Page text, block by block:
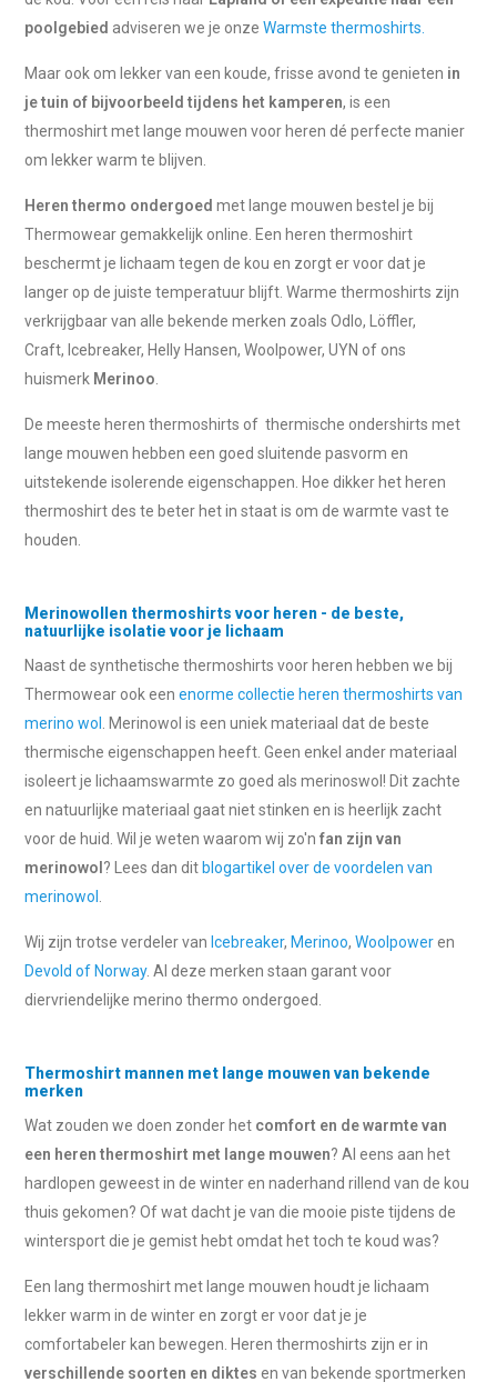
poolgebied adviseren we je onzeWarmste thermoshirts.
Maar ook om lekker van een koude, frisse avond te genieten in
je tuin of bijvoorbeeld tijdens het kamperen, is een
thermoshirt met lange mouwen voor heren dé perfecte manier
om lekker warm te blijven.
Heren thermo ondergoed met lange mouwen bestel je bij
Thermowear gemakkelijk online. Een heren thermoshirt
beschermt je lichaam tegen de kou en zorgt er voor dat je
langer op de juiste temperatuur blijft. Warme thermoshirts zijn
verkrijgbaar van alle bekende merken zoals Odlo, Löffler,
Craft, Icebreaker, Helly Hansen, Woolpower, UYN of ons
huismerk Merinoo
De meeste heren thermoshirts of thermische ondershirts met
lange mouwen hebben een goed sluitende pasvorm en
uitstekende isolerende eigenschappen. Hoe dikker het heren
thermoshirt des te beter het in staat is om de warmte vast te
houden.
Merinowollen thermoshirts voor heren - de beste,
natuurlijke isolatie voor je lichaam
Naast de synthetische thermoshirts voor heren hebben we bij
Thermowear ook eenenorme collectie heren thermoshirts van
merino wol
. Merinowol is een uniek materiaal dat de beste
thermische eigenschappen heeft. Geen enkel ander materiaal
isoleert je lichaamswarmte zo goed als merinoswol! Dit zachte
en natuurlijke materiaal gaat niet stinken en is heerlijk zacht
voor de huid. Wil je weten waarom wij zo'nfan zijn van
merinowol ? Lees dan dit blogartikel over de voordelen van
merinowol
Wij zijn trotse verdeler van Icebreaker, Merinoo,Woolpoweren
Devold of Norway. Al deze merken staan garant voor
diervriendelijke merino thermo ondergoed.
Thermoshirt mannen met lange mouwen van bekende
merken
Wat zouden we doen zonder het comfort en de warmte van
een heren thermoshirt met lange mouwen? Al eens aan het
hardlopen geweest in de winter en naderhand rillend van de kou
thuis gekomen? Of wat dacht je van die mooie piste tijdens de
wintersport die je gemist hebt omdat het toch te koud was?
Een lang thermoshirt met lange mouwen houdt je lichaam
lekker warm in de winter en zorgt er voor dat je je
comfortabeler kan bewegen. Heren thermoshirts zijn er in
verschillende soorten en diktes en van bekende sportmerken